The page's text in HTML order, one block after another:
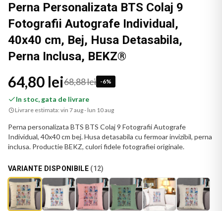
Perna Personalizata BTS Colaj 9
Fotografii Autografe Individual,
40x40 cm, Bej, Husa Detasabila,
Perna Inclusa, BEKZ®
64,80 lei68,88 lei -6%
In stoc, gata de livrare
Livrare estimata: vin 7 aug - lun 10 aug
Perna personalizata BTS BTS Colaj 9 Fotografii Autografe
Individual, 40x40 cm bej. Husa detasabila cu fermoar invizibil, perna
inclusa. Productie BEKZ, culori fidele fotografiei originale.
VARIANTE DISPONIBILE (12)